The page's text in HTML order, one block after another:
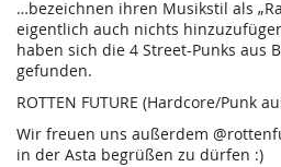
…bezeichnen ihren Musikstil als
eigentlich auch nichts
haben sich die 4 Street-Punks aus
gefunden.
ROTTEN FUTURE (Hardcore/Punk
Wir freuen uns außerdem
in der Asta begrüßen zu dürfen :)